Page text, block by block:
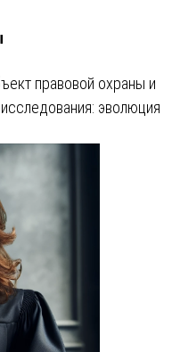
правовой охраны и
эволюция